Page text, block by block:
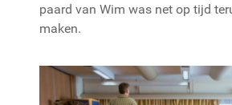
paard van Wim was net op tijd
maken.